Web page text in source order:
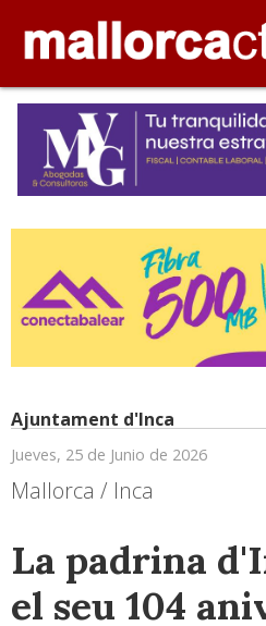
Ajuntament d'Inca
Jueves, 25 de Junio de 2026
Mallorca / Inca
La padrina
el seu 104